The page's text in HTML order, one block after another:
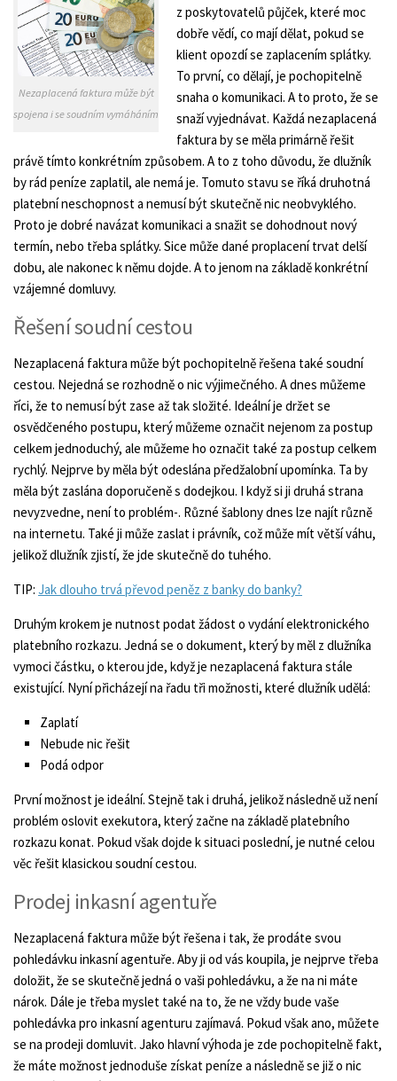
Nezaplacená faktura může být
spojena i se soudním vymáháním
z poskytovatelů půjček, které moc
dobře vědí, co mají dělat, pokud se
klient opozdí se zaplacením splátky.
To první, co dělají, je pochopitelně
snaha o komunikaci. A to proto, že se
snaží vyjednávat. Každá nezaplacená
faktura by se měla primárně řešit
právě tímto konkrétním způsobem. A to z toho důvodu, že dlužník
by rád peníze zaplatil, ale nemá je. Tomuto stavu se říká druhotná
platební neschopnost a nemusí být skutečně nic neobvyklého.
Proto je dobré navázat komunikaci a snažit se dohodnout nový
termín, nebo třeba splátky. Sice může dané proplacení trvat delší
dobu, ale nakonec k němu dojde. A to jenom na základě konkrétní
vzájemné domluvy.
Řešení soudní cestou
Nezaplacená faktura může být pochopitelně řešena také soudní
cestou. Nejedná se rozhodně o nic výjimečného. A dnes můžeme
říci, že to nemusí být zase až tak složité. Ideální je držet se
osvědčeného postupu, který můžeme označit nejenom za postup
celkem jednoduchý, ale můžeme ho označit také za postup celkem
rychlý. Nejprve by měla být odeslána předžalobní upomínka. Ta by
měla být zaslána doporučeně s dodejkou. I když si ji druhá strana
nevyzvedne, není to problém-. Různé šablony dnes lze najít různě
na internetu. Také ji může zaslat i právník, což může mít větší váhu,
jelikož dlužník zjistí, že jde skutečně do tuhého.
TIP: Jak dlouho trvá převod peněz z banky do banky?
Druhým krokem je nutnost podat žádost o vydání elektronického
platebního rozkazu. Jedná se o dokument, který by měl z dlužníka
vymoci částku, o kterou jde, když je nezaplacená faktura stále
existující. Nyní přicházejí na řadu tři možnosti, které dlužník udělá:
Zaplatí
Nebude nic řešit
Podá odpor
První možnost je ideální. Stejně tak i druhá, jelikož následně už není
problém oslovit exekutora, který začne na základě platebního
rozkazu konat. Pokud však dojde k situaci poslední, je nutné celou
věc řešit klasickou soudní cestou.
Prodej inkasní agentuře
Nezaplacená faktura může být řešena i tak, že prodáte svou
pohledávku inkasní agentuře. Aby ji od vás koupila, je nejprve třeba
doložit, že se skutečně jedná o vaši pohledávku, a že na ni máte
nárok. Dále je třeba myslet také na to, že ne vždy bude vaše
pohledávka pro inkasní agenturu zajímavá. Pokud však ano, můžete
se na prodeji domluvit. Jako hlavní výhoda je zde pochopitelně fakt,
že máte možnost jednoduše získat peníze a následně se již o nic